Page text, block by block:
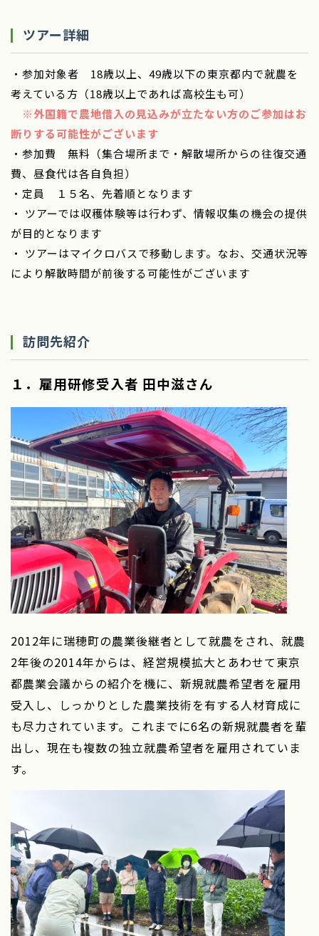
ツアー詳細
・参加対象者 18歳以上、49歳以下の東京都内で就農を
考えている方（18歳以上であれば高校生も可）
※外国籍で農地借入の見込みが立たない方のご参加はお
断りする可能性がございます
・参加費 無料（集合場所まで・解散場所からの往復交通
費、昼食代は各自負担）
・定員 １５名、先着順となります
・ ツアーでは収穫体験等は行わず、情報収集の機会の提供
が目的となります
・ ツアーはマイクロバスで移動します。なお、交通状況等
により解散時間が前後する可能性がございます
訪問先紹介
１．雇用研修受入者 田中滋さん
2012年に瑞穂町の農業後継者として就農をされ、 就農
2年後の2014年からは、経営規模拡大とあわせて東京
都農業会議からの紹介を機に、新規就農希望者を雇用
受入し、しっかりとした農業技術を有する人材育成に
も尽力されています。これまでに6名の新規就農者を輩
出し、現在も複数の独立就農希望者を雇用されていま
す。